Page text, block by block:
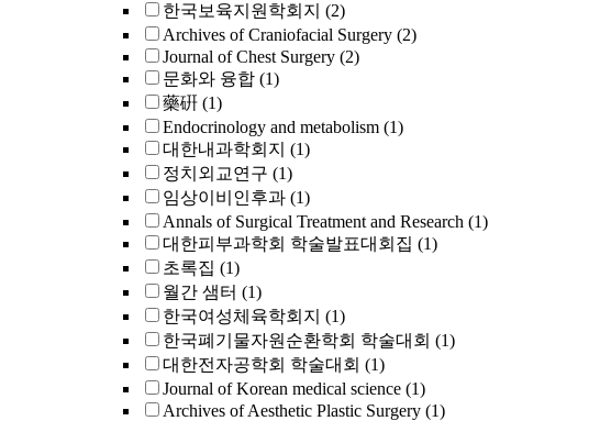
한국보육지원학회지 (2)
Archives of Craniofacial Surgery (2)
Journal of Chest Surgery (2)
문화와 융합 (1)
藥硏 (1)
Endocrinology and metabolism (1)
대한내과학회지 (1)
정치외교연구 (1)
임상이비인후과 (1)
Annals of Surgical Treatment and Research (1)
대한피부과학회 학술발표대회집 (1)
초록집 (1)
월간 샘터 (1)
한국여성체육학회지 (1)
한국폐기물자원순환학회 학술대회 (1)
대한전자공학회 학술대회 (1)
Journal of Korean medical science (1)
Archives of Aesthetic Plastic Surgery (1)